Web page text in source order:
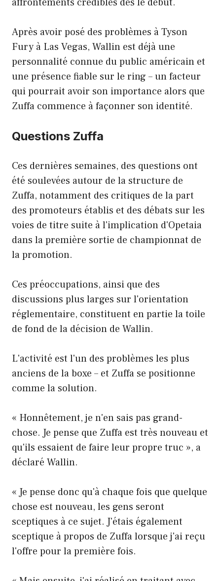
affrontements crédibles dès le début.
Après avoir posé des problèmes à Tyson
Fury à Las Vegas, Wallin est déjà une
personnalité connue du public américain et
une présence fiable sur le ring – un facteur
qui pourrait avoir son importance alors que
Zuffa commence à façonner son identité.
Questions Zuffa
Ces dernières semaines, des questions ont
été soulevées autour de la structure de
Zuffa, notamment des critiques de la part
des promoteurs établis et des débats sur les
voies de titre suite à l'implication d'Opetaia
dans la première sortie de championnat de
la promotion.
Ces préoccupations, ainsi que des
discussions plus larges sur l'orientation
réglementaire, constituent en partie la toile
de fond de la décision de Wallin.
L'activité est l'un des problèmes les plus
anciens de la boxe – et Zuffa se positionne
comme la solution.
« Honnêtement, je n'en sais pas grand-
chose. Je pense que Zuffa est très nouveau et
qu'ils essaient de faire leur propre truc », a
déclaré Wallin.
« Je pense donc qu'à chaque fois que quelque
chose est nouveau, les gens seront
sceptiques à ce sujet. J'étais également
sceptique à propos de Zuffa lorsque j'ai reçu
l'offre pour la première fois.